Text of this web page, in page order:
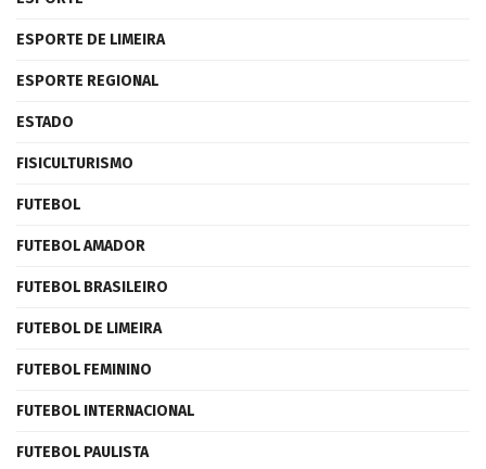
ESPORTE DE LIMEIRA
ESPORTE REGIONAL
ESTADO
FISICULTURISMO
FUTEBOL
FUTEBOL AMADOR
FUTEBOL BRASILEIRO
FUTEBOL DE LIMEIRA
FUTEBOL FEMININO
FUTEBOL INTERNACIONAL
FUTEBOL PAULISTA